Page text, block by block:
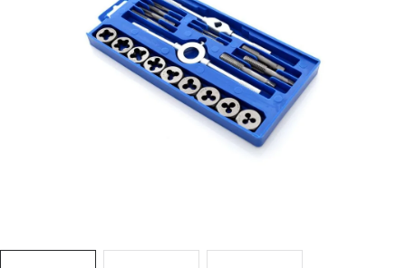
Dětská hřiště